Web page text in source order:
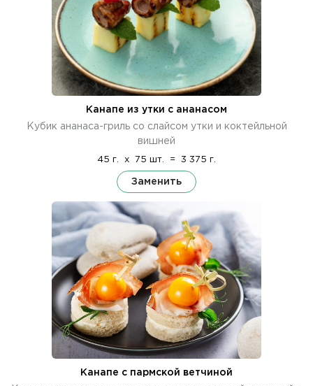
Канапе из утки с ананасом
Кубик ананаса-гриль со слайсом утки и коктейльной
вишней
45 г. x 75 шт. = 3 375 г.
Заменить
Канапе с пармской ветчиной